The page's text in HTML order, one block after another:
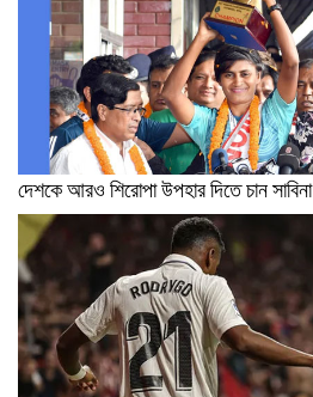
দেশকে আরও শিরোপা উপহার দিতে চান সাবিনা